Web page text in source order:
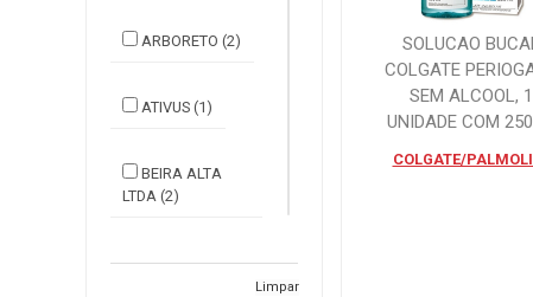
ARBORETO (2)
ATIVUS (1)
BEIRA ALTA
LTDA (2)
BELLIZ IND
Limpar
SOLUCAO BUCAL
COLGATE
SEM ALCOOL, 1
UNIDADE COM
COLGATE/